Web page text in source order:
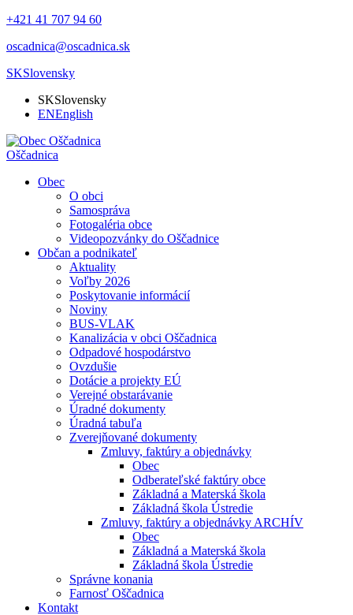
+421 41 707 94 60
oscadnica@oscadnica.sk
SKSlovensky
SKSlovensky
ENEnglish
Oščadnica
Obec
O obci
Samospráva
Fotogaléria obce
Videopozvánky do Oščadnice
Občan a podnikateľ
Aktuality
Voľby 2026
Poskytovanie informácií
Noviny
BUS-VLAK
Kanalizácia v obci Oščadnica
Odpadové hospodárstvo
Ovzdušie
Dotácie a projekty EÚ
Verejné obstarávanie
Úradné dokumenty
Úradná tabuľa
Zverejňované dokumenty
Zmluvy, faktúry a objednávky
Obec
Odberateľské faktúry obce
Základná a Materská škola
Základná škola Ústredie
Zmluvy, faktúry a objednávky ARCHÍV
Obec
Základná a Materská škola
Základná škola Ústredie
Správne konania
Farnosť Oščadnica
Kontakt